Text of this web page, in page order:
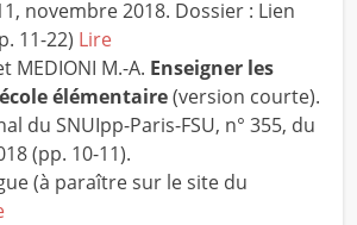
novembre 2018. Dossier : Lien
11-22) Lire
MEDIONI M.-A. Enseigner les
élémentaire(version courte).
du SNUIpp-Paris-FSU, n° 355, du
(pp. 10-11).
(à paraître sur le site du